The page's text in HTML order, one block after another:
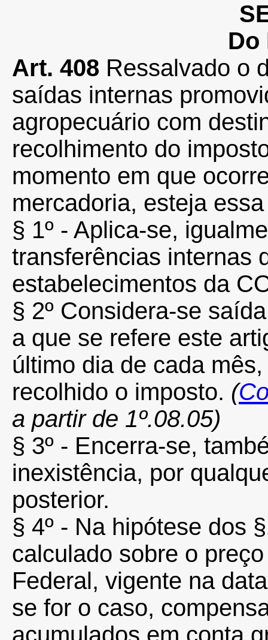
Do
Art. 408 Ressalvado o
saídas internas
agropecuário com
recolhimento do
momento em que
mercadoria, esteja
§ 1º - Aplica-se,
transferências internas
estabelecimentos da
§ 2º Considera-se
a que se refere este
último dia de cada
recolhido o imposto. (
a partir de 1º.08.05)
§ 3º - Encerra-se,
inexistência, por
posterior.
§ 4º - Na hipótese dos
calculado sobre o
Federal, vigente na
se for o caso,
acumulados em conta